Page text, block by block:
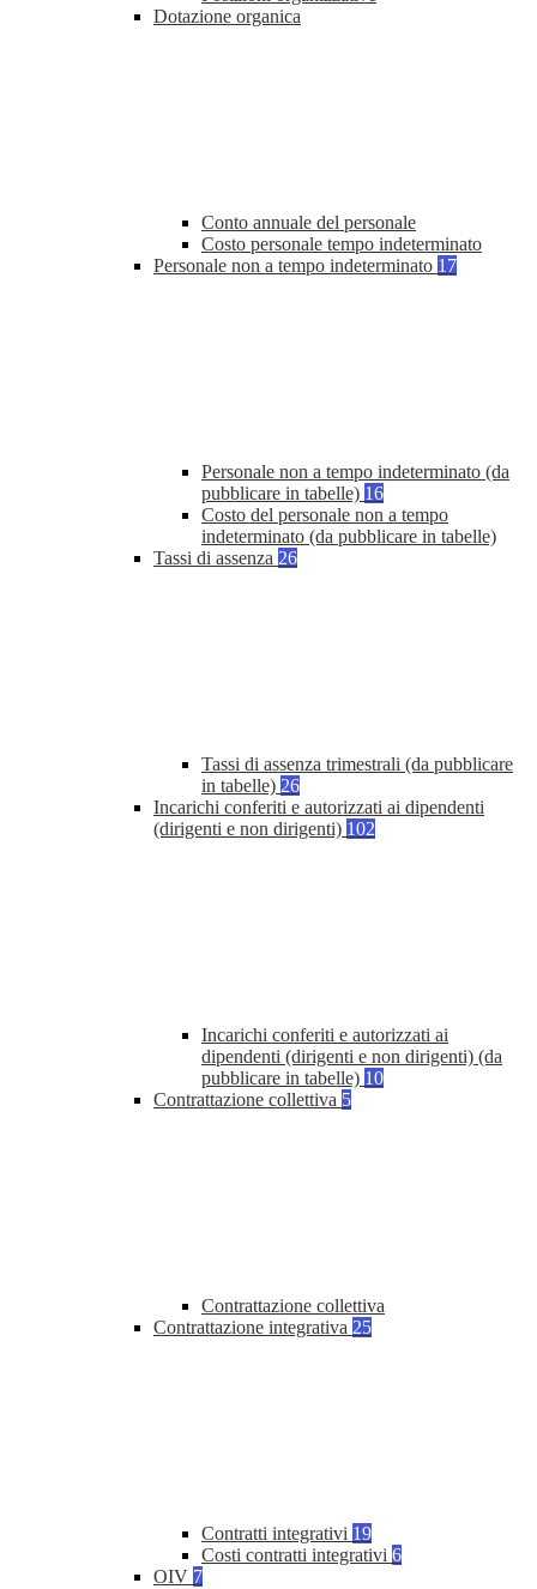
Dotazione organica
Conto annuale del personale
Costo personale tempo indeterminato
Personale non a tempo indeterminato 17
Personale non a tempo indeterminato (da
pubblicare in tabelle) 16
Costo del personale non a tempo
indeterminato (da pubblicare in tabelle)
Tassi di assenza 26
Tassi di assenza trimestrali (da pubblicare
in tabelle) 26
Incarichi conferiti e autorizzati ai dipendenti
(dirigenti e non dirigenti) 102
Incarichi conferiti e autorizzati ai
dipendenti (dirigenti e non dirigenti) (da
pubblicare in tabelle) 10
Contrattazione collettiva 5
Contrattazione collettiva
Contrattazione integrativa 25
Contratti integrativi 19
Costi contratti integrativi 6
OIV 7